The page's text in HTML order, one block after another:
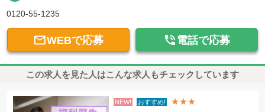
0120-55-1235
WEBで応募  電話で応募
この求人を見た人はこんな求人もチェックしています
NEW! おすすめ! ★★★